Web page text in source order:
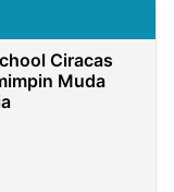
Ciracas
Muda